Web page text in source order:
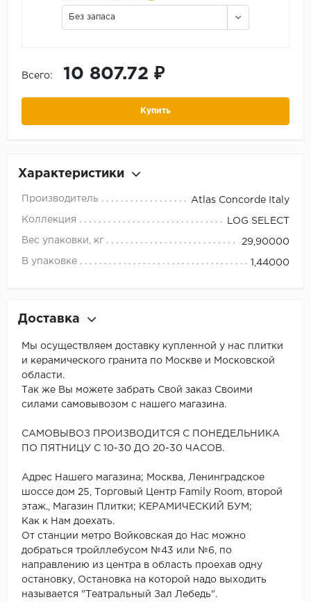
Без запаса
Всего: 10 807.72 ₽
Купить
Характеристики
Производитель Atlas Concorde Italy
Коллекция LOG SELECT
Вес упаковки, кг 29,90000
В упаковке 1,44000
Доставка
Мы осуществляем доставку купленной у нас плитки
и керамического гранита по Москве и Московской
области.
Так же Вы можете забрать Свой заказ Своими
силами самовывозом с нашего магазина.
САМОВЫВОЗ ПРОИЗВОДИТСЯ С ПОНЕДЕЛЬНИКА
ПО ПЯТНИЦУ С 10-30 ДО 20-30 ЧАСОВ.
Адрес Нашего магазина; Москва, Ленинградское
шоссе дом 25, Торговый Центр Family Room, второй
этаж., Магазин Плитки; КЕРАМИЧЕСКИЙ БУМ;
Как к Нам доехать.
От станции метро Войковская до Нас можно
добраться тройллебусом №43 или №6, по
направлению из центра в область проехав одну
остановку, Остановка на которой надо выходить
называется "Театральный Зал Лебедь".